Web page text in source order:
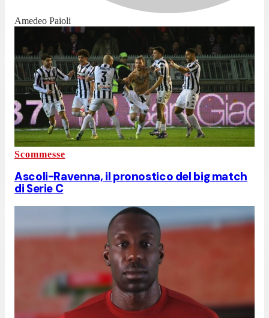
Amedeo Paioli
Scommesse
Ascoli-Ravenna, il pronostico del big match
di Serie C